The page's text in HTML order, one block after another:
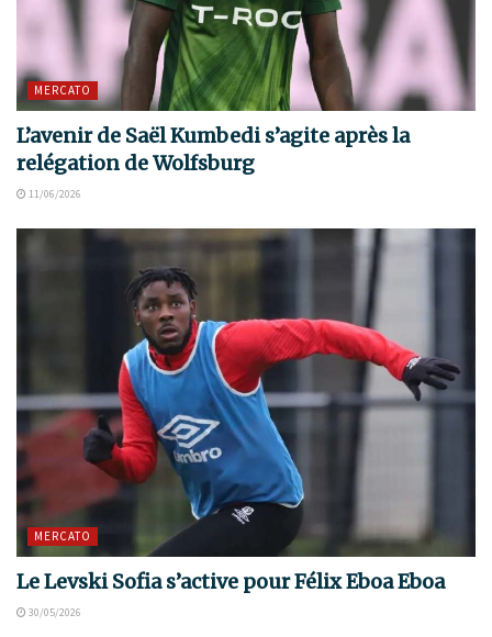
MERCATO
L’avenir de Saël Kumbedi s’agite après la
relégation de Wolfsburg
11/06/2026
MERCATO
Le Levski Sofia s’active pour Félix Eboa Eboa
30/05/2026